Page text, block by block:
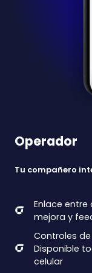
Operador
Tu compañero
Enlace
mejora y
Controles
Disponible
celular